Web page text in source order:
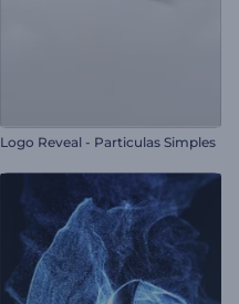
Logo Reveal - Particulas Simples